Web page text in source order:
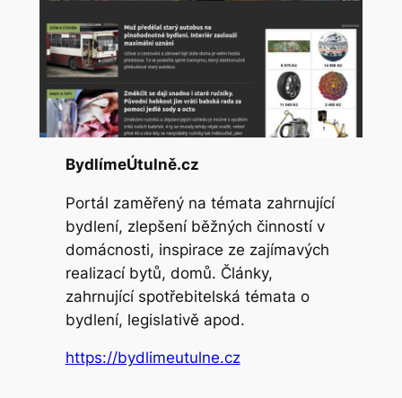
BydlímeÚtulně.cz
Portál zaměřený na témata zahrnující
bydlení, zlepšení běžných činností v
domácnosti, inspirace ze zajímavých
realizací bytů, domů. Články,
zahrnující spotřebitelská témata o
bydlení, legislativě apod.
https://bydlimeutulne.cz